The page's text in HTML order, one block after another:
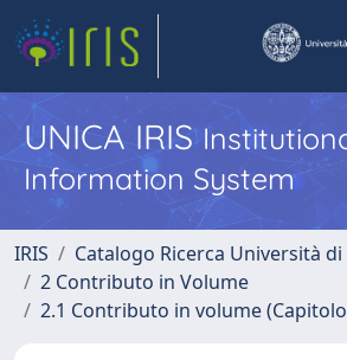
UNICA IRIS
Information System
IRIS
Catalogo Ricerca Università di
2 Contributo in Volume
2.1 Contributo in volume